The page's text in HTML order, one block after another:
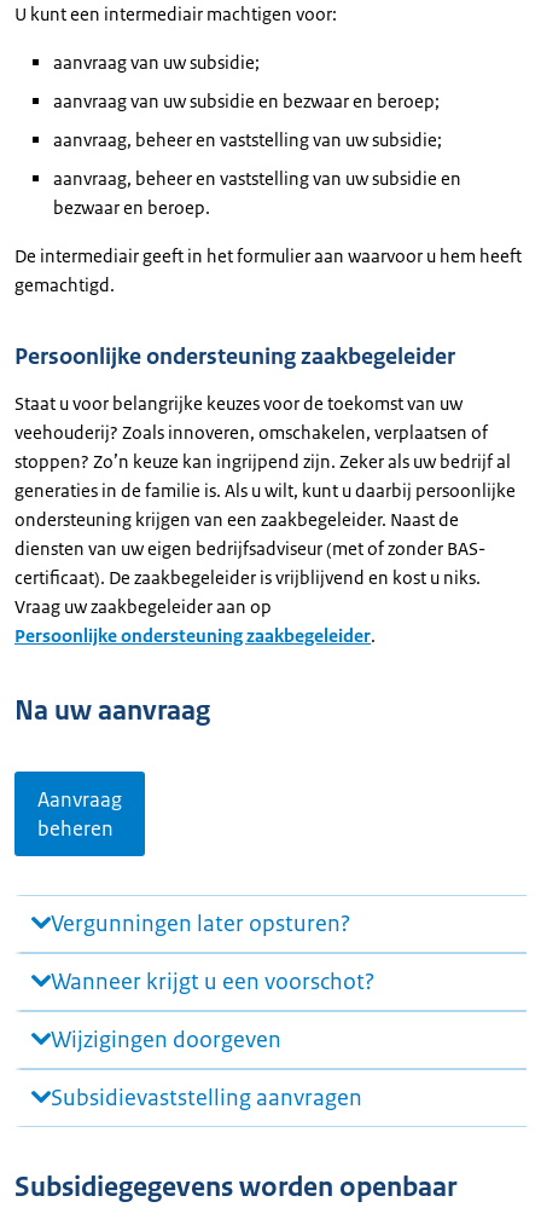
U kunt een intermediair machtigen voor:
aanvraag van uw subsidie;
aanvraag van uw subsidie en bezwaar en beroep;
aanvraag, beheer en vaststelling van uw subsidie;
aanvraag, beheer en vaststelling van uw subsidie en
bezwaar en beroep.
De intermediair geeft in het formulier aan waarvoor u hem heeft
gemachtigd.
Persoonlijke ondersteuning zaakbegeleider
Staat u voor belangrijke keuzes voor de toekomst van uw
veehouderij? Zoals innoveren, omschakelen, verplaatsen of
stoppen? Zo’n keuze kan ingrijpend zijn. Zeker als uw bedrijf al
generaties in de familie is. Als u wilt, kunt u daarbij persoonlijke
ondersteuning krijgen van een zaakbegeleider. Naast de
diensten van uw eigen bedrijfsadviseur (met of zonder BAS-
certificaat). De zaakbegeleider is vrijblijvend en kost u niks.
Vraag uw zaakbegeleider aan op
Persoonlijke ondersteuning zaakbegeleider.
Na uw aanvraag
Aanvraag
beheren
Vergunningen later opsturen?
Wanneer krijgt u een voorschot?
Wijzigingen doorgeven
Subsidievaststelling aanvragen
Subsidiegegevens worden openbaar